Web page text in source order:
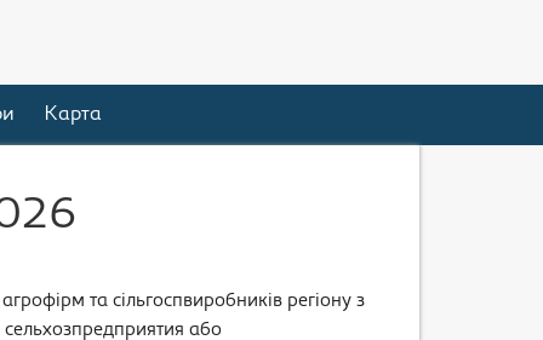
Карта
та сільгоспвиробників регіону з
або